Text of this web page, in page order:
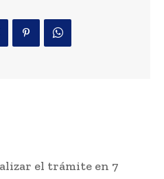
el trámite en 7